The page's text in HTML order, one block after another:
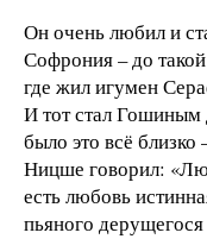
Он очень любил и
Софрония – до
где жил игумен
И тот стал
было это всё
Ницше говорил:
есть любовь
пьяного